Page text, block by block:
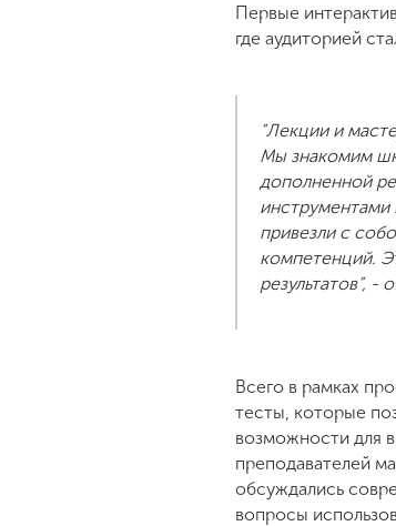
Первые
где аудиторией
“Лекции и
Мы знакомим
дополненной
инструментами
привезли с
компетенций.
результатов”,
Всего в рамках
тесты, которые
возможности для
преподавателей
обсуждались
вопросы